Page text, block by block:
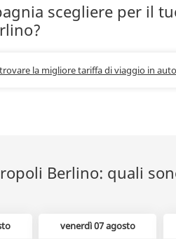
scegliere per il
la migliore tariffa di viaggio in
Berlino: quali
venerdì 07 agosto